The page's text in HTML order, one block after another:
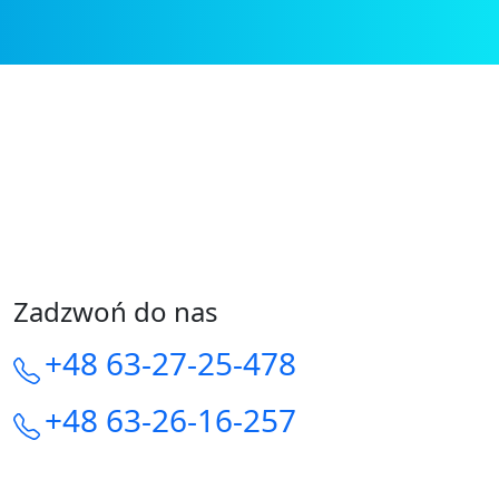
Zadzwoń do nas
+48 63-27-25-478
+48 63-26-16-257